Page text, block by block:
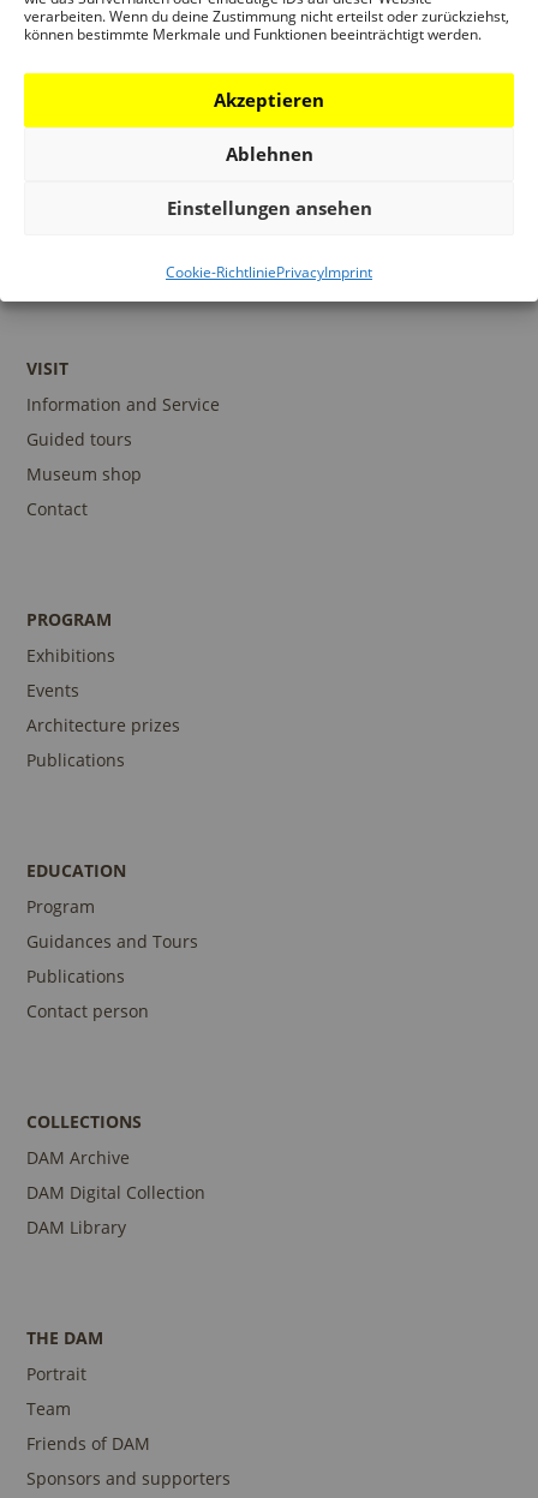
verarbeiten. Wenn du deine Zustimmung nicht erteilst oder zurückziehst,
können bestimmte Merkmale und Funktionen beeinträchtigt werden.
Akzeptieren
Ablehnen
Einstellungen ansehen
Cookie-RichtliniePrivacyImprint
Robert Bosch Stiftung
IKEA Stiftung
Hessischer Museumsverband
VISIT
Information and Service
Guided tours
Museum shop
Contact
PROGRAM
Exhibitions
Events
Architecture prizes
Publications
EDUCATION
Program
Guidances and Tours
Publications
Contact person
COLLECTIONS
DAM Archive
DAM Digital Collection
DAM Library
THE DAM
Portrait
Team
Friends of DAM
Sponsors and supporters